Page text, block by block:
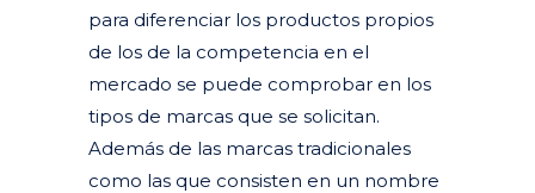
para diferenciar los productos propios
de los de la competencia en el
mercado se puede comprobar en los
tipos de marcas que se solicitan.
Además de las marcas tradicionales
como las que consisten en un nombre